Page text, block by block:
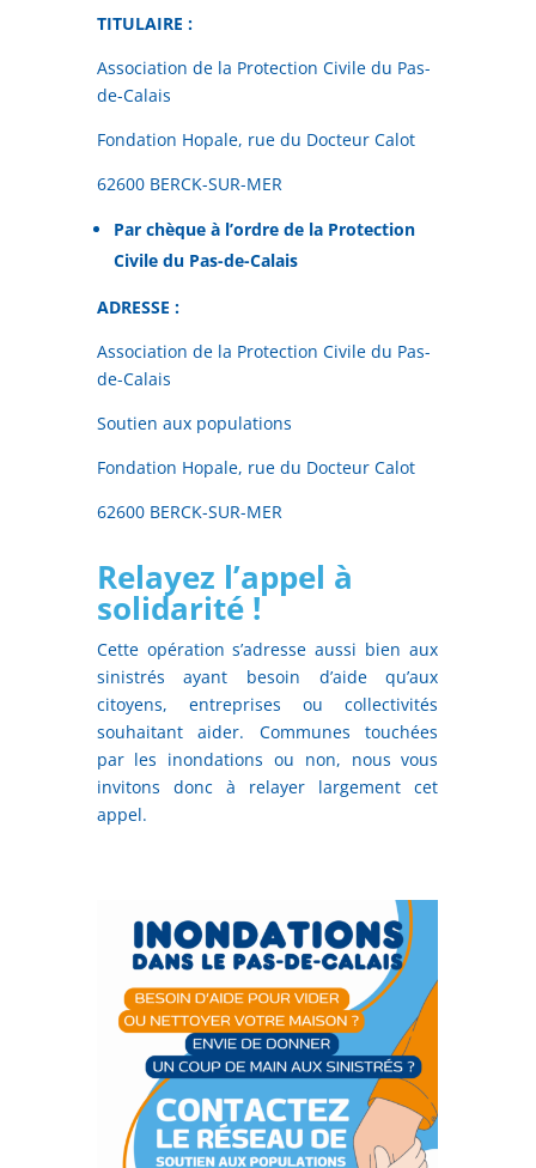
TITULAIRE :
Association de la Protection Civile du Pas-
de-Calais
Fondation Hopale, rue du Docteur Calot
62600 BERCK-SUR-MER
Par chèque à l’ordre de la Protection
Civile du Pas-de-Calais
ADRESSE :
Association de la Protection Civile du Pas-
de-Calais
Soutien aux populations
Fondation Hopale, rue du Docteur Calot
62600 BERCK-SUR-MER
Relayez l’appel à
solidarité !
Cette opération s’adresse aussi bien aux
sinistrés ayant besoin d’aide qu’aux
citoyens, entreprises ou collectivités
souhaitant aider. Communes touchées
par les inondations ou non, nous vous
invitons donc à relayer largement cet
appel.